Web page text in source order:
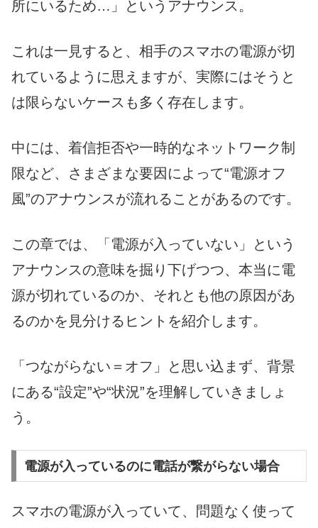
所にいるため…」というアナウンス。
これは一見すると、相手のスマホの電源が切
れているように思えますが、実際にはそうと
は限らないケースも多く存在します。
中には、着信拒否や一時的なネットワーク制
限など、さまざまな要因によって“電源オフ
風”のアナウンスが流れることがあるのです。
この章では、「電源が入っていない」という
アナウンスの意味を掘り下げつつ、本当に電
源が切れているのか、それとも他の原因があ
るのかを見分けるヒントを紹介します。
「つながらない＝オフ」と思い込まず、背景
にある“設定”や“状況”を理解していきましょ
う。
電源が入っているのに電話が繋がらない場合
スマホの電源が入っていて、問題なく使って